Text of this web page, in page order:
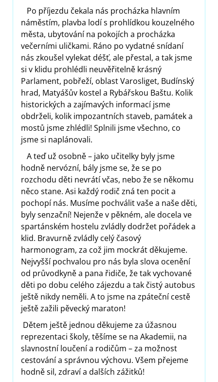
Po příjezdu čekala nás procházka hlavním
náměstím, plavba lodí s prohlídkou kouzelného
města, ubytování na pokojích a procházka
večerními uličkami. Ráno po vydatné snídaní
nás zkoušel vylekat déšť, ale přestal, a tak jsme
si v klidu prohlédli neuvěřitelně krásný
Parlament, pobřeží, oblast Varosliget, Budínský
hrad, Matyášův kostel a Rybářskou Baštu. Kolik
historických a zajímavých informací jsme
obdrželi, kolik impozantních staveb, památek a
mostů jsme zhlédli! Splnili jsme všechno, co
jsme si naplánovali.
A teď už osobně – jako učitelky byly jsme
hodně nervózní, bály jsme se, že se po
rozchodu děti nevrátí včas, nebo že se někomu
něco stane. Asi každý rodič zná ten pocit a
pochopí nás. Musíme pochválit vaše a naše děti,
byly senzační! Nejenže v pěkném, ale docela ve
spartánském hostelu zvládly dodržet pořádek a
klid. Bravurně zvládly celý časový
harmonogram, za což jim mockrát děkujeme.
Nejvyšší pochvalou pro nás byla slova ocenění
od průvodkyně a pana řidiče, že tak vychované
děti po dobu celého zájezdu a tak čistý autobus
ještě nikdy neměli. A to jsme na zpáteční cestě
ještě zažili pěvecký maraton!
Dětem ještě jednou děkujeme za úžasnou
reprezentaci školy, těšíme se na Akademii, na
slavnostní loučení a rodičům – za možnost
cestování a správnou výchovu. Všem přejeme
hodně sil, zdraví a dalších zážitků!